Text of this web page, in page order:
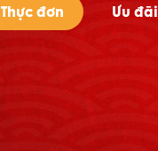
Thực đơn Ưu đãi